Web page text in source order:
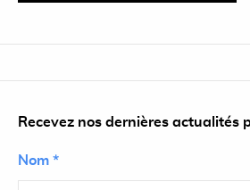
Recevez nos dernières actualités
Nom *